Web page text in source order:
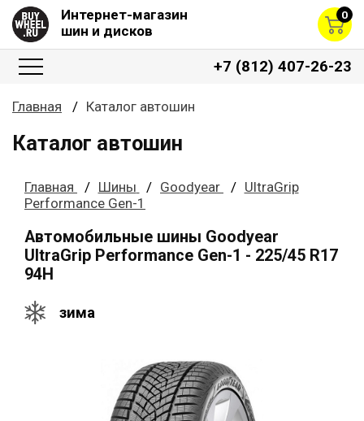
Интернет-магазин
шин и дисков
0
+7 (812) 407-26-23
Главная Каталог автошин
Каталог автошин
Главная Шины Goodyear
UltraGrip
Performance Gen-1
Автомобильные шины Goodyear
UltraGrip Performance Gen-1 - 225/45 R17
94H
зима